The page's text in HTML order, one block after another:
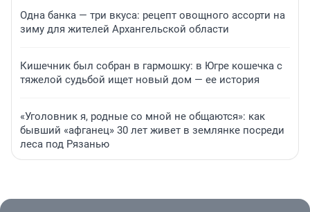
Одна банка — три вкуса: рецепт овощного ассорти на
зиму для жителей Архангельской области
Кишечник был собран в гармошку: в Югре кошечка с
тяжелой судьбой ищет новый дом — ее история
«Уголовник я, родные со мной не общаются»: как
бывший «афганец» 30 лет живет в землянке посреди
леса под Рязанью